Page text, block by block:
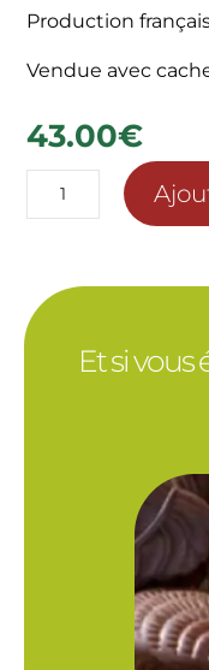
Production
Vendue avec
43.00€
quantité
de
façon
japonaise
Et si vous